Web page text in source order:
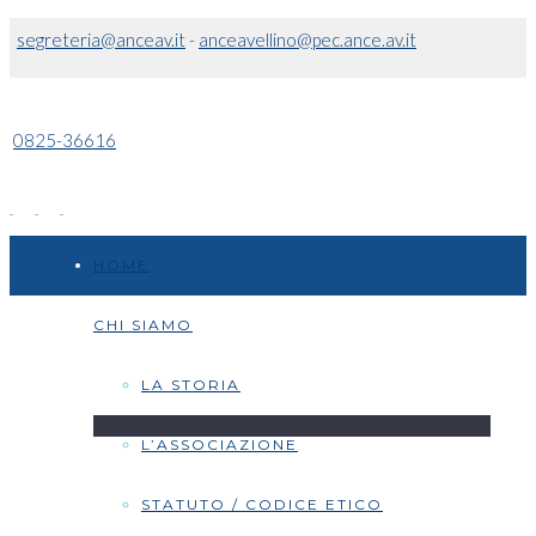
segreteria@anceav.it- anceavellino@pec.ance.av.it
0825-36616
CHI SIAMO
LA STORIA
L’ASSOCIAZIONE
STATUTO / CODICE ETICO